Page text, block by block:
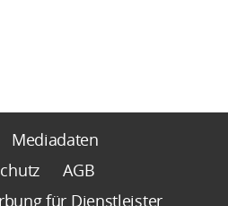
Mediadaten
AGB
für Dienstleister